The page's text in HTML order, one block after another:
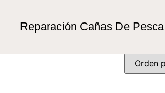
Reparación Cañas De Pesca